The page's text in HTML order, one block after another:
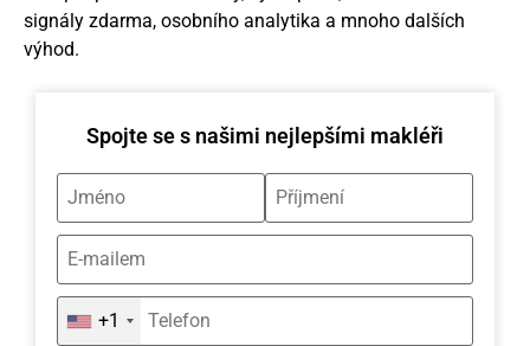
signály zdarma, osobního analytika a mnoho dalších
výhod.
Spojte se s našimi nejlepšími makléři
+1